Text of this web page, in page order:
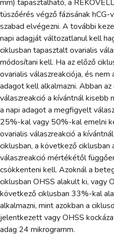
mm) tapasztalható, a
tüszőérés végző fázisának
szabad elvégezni. A további
napi adagját változatlanul kell
ciklusban tapasztalt ovarialis
módosítani kell. Ha az előző
ovarialis válaszreakciója, és nem
adagot kell alkalmazni. Abban
válaszreakció a kívántnál kisebb
a napi adagot a megfigyelt
25%-kal vagy 50%-kal emelni
ovarialis válaszreakció a
ciklusban, a következő
válaszreakció mértékétől
csökkenteni kell. Azoknál a
ciklusban OHSS alakult ki, vagy
következő ciklusban 33%-kal
alkalmazni, mint azokban a
jelentkezett vagy OHSS
adag 24 mikrogramm.